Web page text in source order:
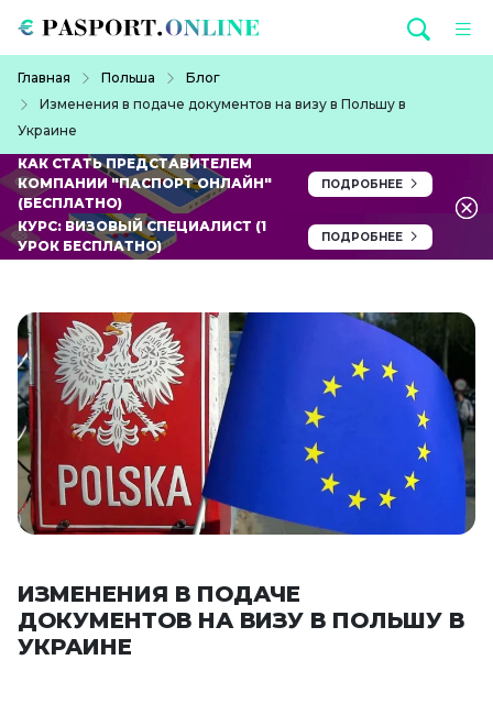
Главная Польша
Блог
Изменения в подаче документов на визу в Польшу в
Украине
КАК СТАТЬ ПРЕДСТАВИТЕЛЕМ
КОМПАНИИ "ПАСПОРТ ОНЛАЙН"
(БЕСПЛАТНО)
ПОДРОБНЕЕ
КУРС: ВИЗОВЫЙ СПЕЦИАЛИСТ (1
УРОК БЕСПЛАТНО)
ПОДРОБНЕЕ
ИЗМЕНЕНИЯ В ПОДАЧЕ
ДОКУМЕНТОВ НА ВИЗУ В ПОЛЬШУ В
УКРАИНЕ